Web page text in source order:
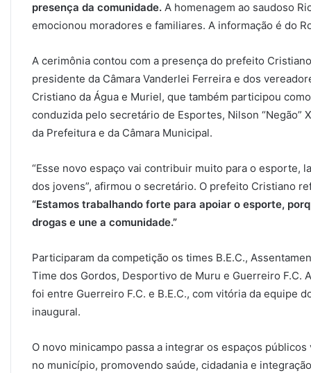
presença da comunidade. A homenagem ao saudoso
emocionou moradores e familiares. A informação é do
A cerimônia contou com a presença do prefeito
presidente da Câmara Vanderlei Ferreira e dos
Cristiano da Água e Muriel, que também participou
conduzida pelo secretário de Esportes, Nilson “Negão”
da Prefeitura e da Câmara Municipal.
“Esse novo espaço vai contribuir muito para o esporte,
dos jovens”, afirmou o secretário. O prefeito Cristiano
“Estamos trabalhando forte para apoiar o esporte,
drogas e une a comunidade.”
Participaram da competição os times B.E.C.,
Time dos Gordos, Desportivo de Muru e Guerreiro F.C.
foi entre Guerreiro F.C. e B.E.C., com vitória da equipe
inaugural.
O novo minicampo passa a integrar os espaços
no município, promovendo saúde, cidadania e